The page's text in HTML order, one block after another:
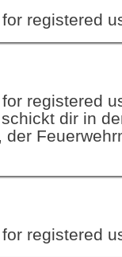
registered
registered
dir in
der
registered